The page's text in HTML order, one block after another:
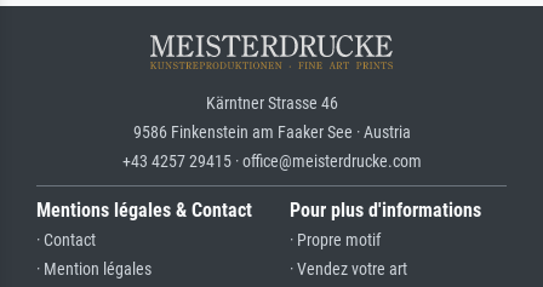
Kärntner Strasse 46
9586 Finkenstein am Faaker See · Austria
+43 4257 29415 · office@meisterdrucke.com
Mentions légales & Contact
· Contact
· Mention légales
Pour plus d'informations
· Propre motif
· Vendez votre art